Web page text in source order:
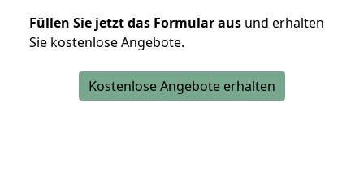
Füllen Sie jetzt das Formular aus und erhalten
Sie kostenlose Angebote.
Kostenlose Angebote erhalten